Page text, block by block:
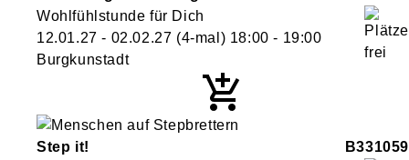
Wohlfühlstunde für Dich
12.01.27 - 02.02.27 (4-mal) 18:00 - 19:00
Burgkunstadt
Step it!
B331059